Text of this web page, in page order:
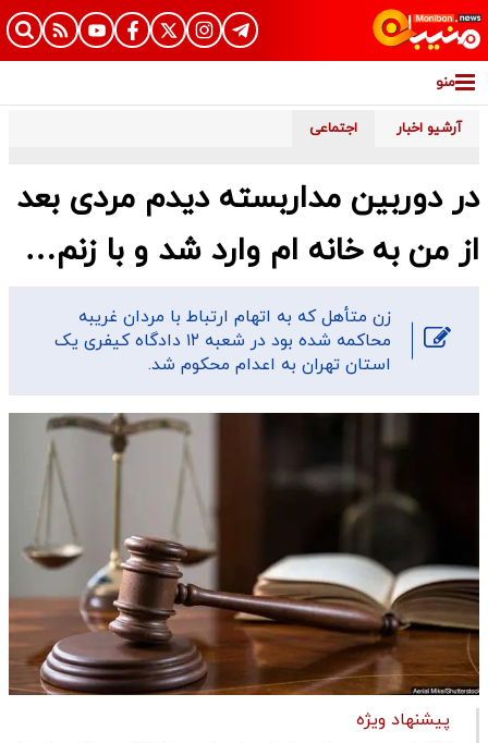
منو
آرشیو اخبار اجتماعی
در دوربین مداربسته دیدم مردی بعد
از من به خانه ام وارد شد و با زنم…
​زن متأهل که به اتهام ارتباط با مردان غریبه
محاکمه شده بود در شعبه ۱۲ دادگاه کیفری یک
استان تهران به اعدام محکوم شد.
پیشنهاد ویژه